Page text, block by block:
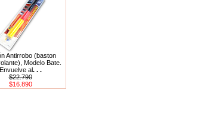
Antirrobo (baston
Modelo Bate.
Envuelve al. . .
$22.790
$16.890